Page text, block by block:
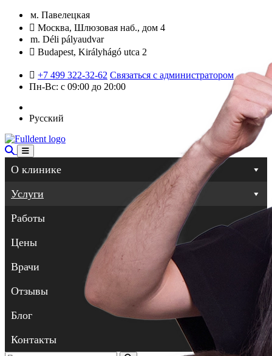
м. Павелецкая
Москва, Шлюзовая наб., дом 4
m. Déli pályaudvar
Budapest, Királyhágó utca 2
+7 499 322-32-62 Связаться с администратором
Пн-Вс: с 09:00 до 20:00
Русский
О клинике
Услуги
Работы
Цены
Врачи
Отзывы
Блог
Контакты